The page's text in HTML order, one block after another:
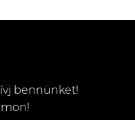
bennünket!